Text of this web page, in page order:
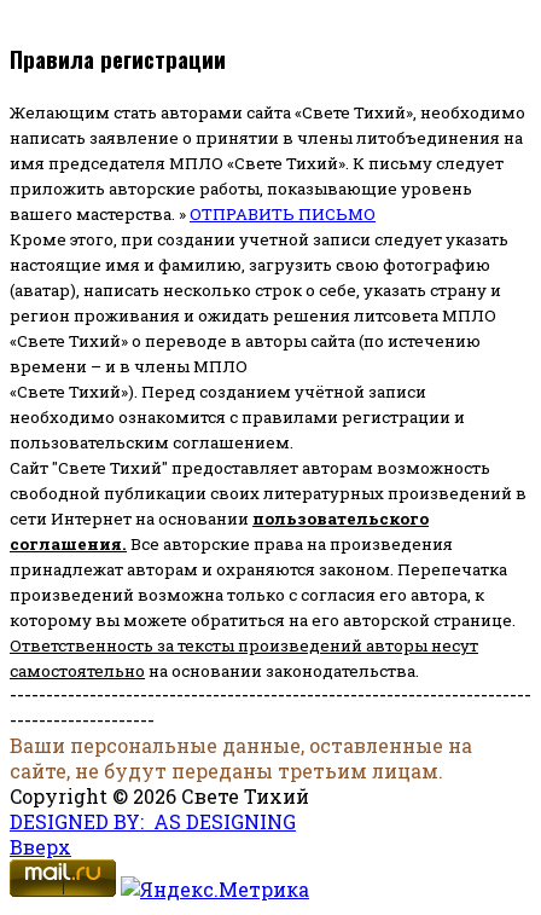
Правила регистрации
Желающим стать авторами сайта «Свете Тихий», необходимо
написать заявление о принятии в члены литобъединения на
имя председателя МПЛО «Свете Тихий». К письму следует
приложить авторские работы, показывающие уровень
вашего мастерства. »ОТПРАВИТЬ ПИСЬМО
Кроме этого, при создании учетной записи следует указать
настоящие имя и фамилию, загрузить свою фотографию
(аватар), написать несколько строк о себе, указать страну и
регион проживания и ожидать решения литсовета МПЛО
«Свете Тихий» о переводе в авторы сайта (по истечению
времени – и в члены МПЛО
«Свете Тихий»). Перед созданием учётной записи
необходимо ознакомится с правилами регистрации и
пользовательским соглашением.
Сайт "Свете Тихий" предоставляет авторам возможность
свободной публикации своих литературных произведений в
сети Интернет на основании пользовательского
соглашения. Все авторские права на произведения
принадлежат авторам и охраняются законом. Перепечатка
произведений возможна только с согласия его автора, к
которому вы можете обратиться на его авторской странице.
Ответственность за тексты произведений авторы несут
самостоятельно на основании законодательства.
------------------------------------------------------------------------
--------------------
Ваши персональные данные, оставленные на
сайте, не будут переданы третьим лицам.
Copyright © 2026 Свете Тихий
DESIGNED BY: AS DESIGNING
Вверх